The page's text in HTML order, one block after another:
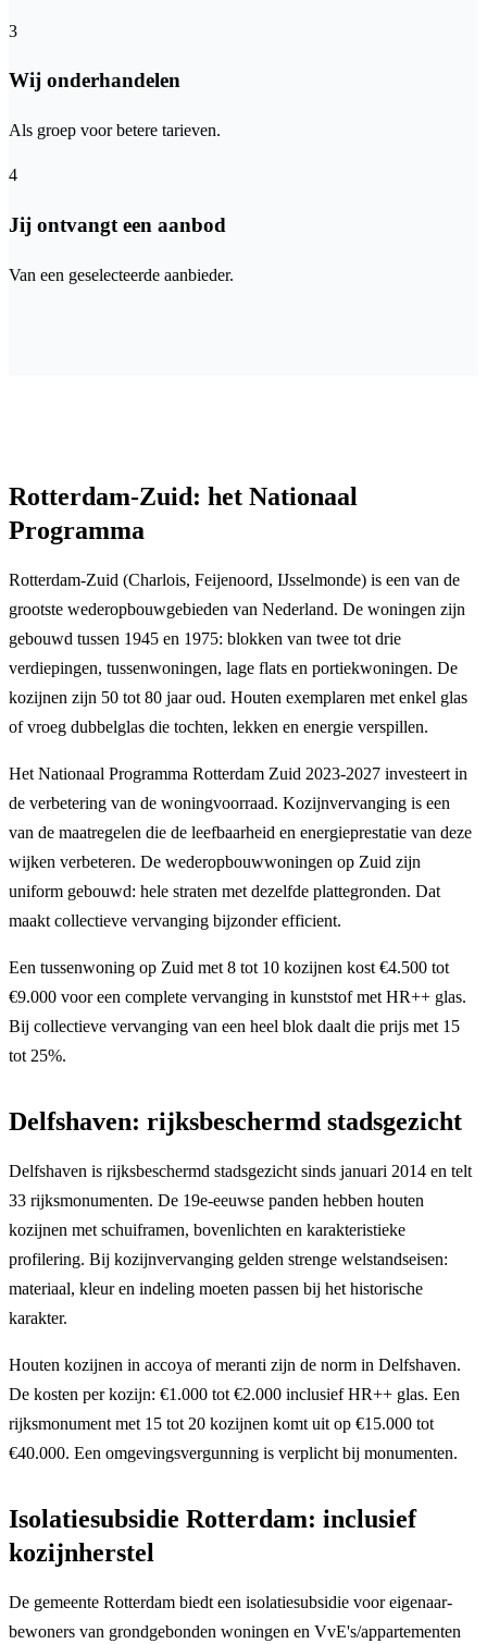
3
Wij onderhandelen
Als groep voor betere tarieven.
4
Jij ontvangt een aanbod
Van een geselecteerde aanbieder.
Rotterdam-Zuid: het Nationaal
Programma
Rotterdam-Zuid (Charlois, Feijenoord, IJsselmonde) is een van de
grootste wederopbouwgebieden van Nederland. De woningen zijn
gebouwd tussen 1945 en 1975: blokken van twee tot drie
verdiepingen, tussenwoningen, lage flats en portiekwoningen. De
kozijnen zijn 50 tot 80 jaar oud. Houten exemplaren met enkel glas
of vroeg dubbelglas die tochten, lekken en energie verspillen.
Het Nationaal Programma Rotterdam Zuid 2023-2027 investeert in
de verbetering van de woningvoorraad. Kozijnvervanging is een
van de maatregelen die de leefbaarheid en energieprestatie van deze
wijken verbeteren. De wederopbouwwoningen op Zuid zijn
uniform gebouwd: hele straten met dezelfde plattegronden. Dat
maakt collectieve vervanging bijzonder efficient.
Een tussenwoning op Zuid met 8 tot 10 kozijnen kost €4.500 tot
€9.000 voor een complete vervanging in kunststof met HR++ glas.
Bij collectieve vervanging van een heel blok daalt die prijs met 15
tot 25%.
Delfshaven: rijksbeschermd stadsgezicht
Delfshaven is rijksbeschermd stadsgezicht sinds januari 2014 en telt
33 rijksmonumenten. De 19e-eeuwse panden hebben houten
kozijnen met schuiframen, bovenlichten en karakteristieke
profilering. Bij kozijnvervanging gelden strenge welstandseisen:
materiaal, kleur en indeling moeten passen bij het historische
karakter.
Houten kozijnen in accoya of meranti zijn de norm in Delfshaven.
De kosten per kozijn: €1.000 tot €2.000 inclusief HR++ glas. Een
rijksmonument met 15 tot 20 kozijnen komt uit op €15.000 tot
€40.000. Een omgevingsvergunning is verplicht bij monumenten.
Isolatiesubsidie Rotterdam: inclusief
kozijnherstel
De gemeente Rotterdam biedt een isolatiesubsidie voor eigenaar-
bewoners van grondgebonden woningen en VvE's/appartementen